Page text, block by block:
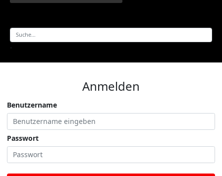
-
Anmelden
Benutzername
Passwort